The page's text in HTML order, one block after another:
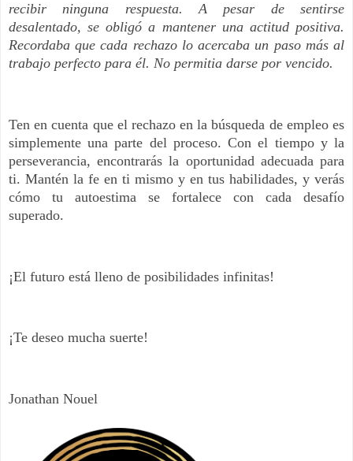
recibir ninguna respuesta. A pesar de sentirse
desalentado, se obligó a mantener una actitud positiva.
Recordaba que cada rechazo lo acercaba un paso más al
trabajo perfecto para él. No permitia darse por vencido.
Ten en cuenta que el rechazo en la búsqueda de empleo es
simplemente una parte del proceso. Con el tiempo y la
perseverancia, encontrarás la oportunidad adecuada para
ti. Mantén la fe en ti mismo y en tus habilidades, y verás
cómo tu autoestima se fortalece con cada desafío
superado.
¡El futuro está lleno de posibilidades infinitas!
¡Te deseo mucha suerte!
Jonathan Nouel